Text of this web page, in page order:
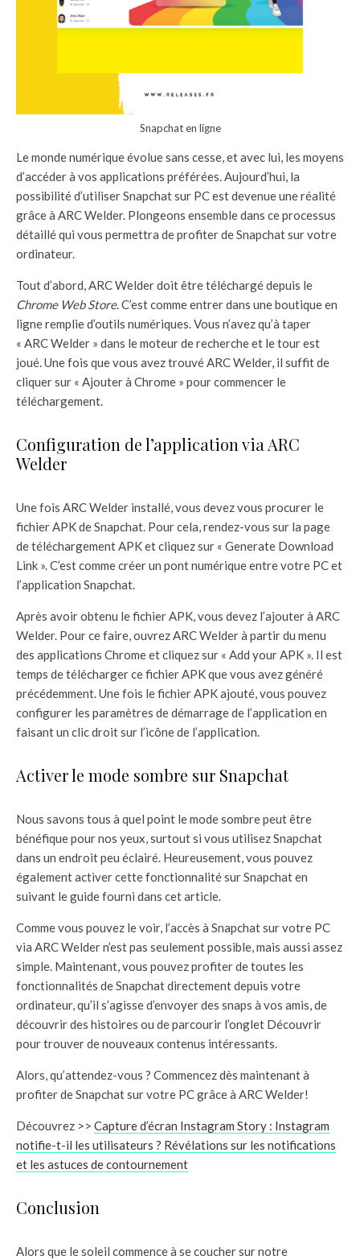
Snapchat en ligne
Le monde numérique évolue sans cesse, et avec lui, les moyens
d’accéder à vos applications préférées. Aujourd’hui, la
possibilité d’utiliser Snapchat sur PC est devenue une réalité
grâce à ARC Welder. Plongeons ensemble dans ce processus
détaillé qui vous permettra de profiter de Snapchat sur votre
ordinateur.
Tout d’abord, ARC Welder doit être téléchargé depuis le
Chrome Web Store. C’est comme entrer dans une boutique en
ligne remplie d’outils numériques. Vous n’avez qu’à taper
« ARC Welder » dans le moteur de recherche et le tour est
joué. Une fois que vous avez trouvé ARC Welder, il suffit de
cliquer sur « Ajouter à Chrome » pour commencer le
téléchargement.
Configuration de l’application via ARC
Welder
Une fois ARC Welder installé, vous devez vous procurer le
fichier APK de Snapchat. Pour cela, rendez-vous sur la page
de téléchargement APK et cliquez sur « Generate Download
Link ». C’est comme créer un pont numérique entre votre PC et
l’application Snapchat.
Après avoir obtenu le fichier APK, vous devez l’ajouter à ARC
Welder. Pour ce faire, ouvrez ARC Welder à partir du menu
des applications Chrome et cliquez sur « Add your APK ». Il est
temps de télécharger ce fichier APK que vous avez généré
précédemment. Une fois le fichier APK ajouté, vous pouvez
configurer les paramètres de démarrage de l’application en
faisant un clic droit sur l’icône de l’application.
Activer le mode sombre sur Snapchat
Nous savons tous à quel point le mode sombre peut être
bénéfique pour nos yeux, surtout si vous utilisez Snapchat
dans un endroit peu éclairé. Heureusement, vous pouvez
également activer cette fonctionnalité sur Snapchat en
suivant le guide fourni dans cet article.
Comme vous pouvez le voir, l’accès à Snapchat sur votre PC
via ARC Welder n’est pas seulement possible, mais aussi assez
simple. Maintenant, vous pouvez profiter de toutes les
fonctionnalités de Snapchat directement depuis votre
ordinateur, qu’il s’agisse d’envoyer des snaps à vos amis, de
découvrir des histoires ou de parcourir l’onglet Découvrir
pour trouver de nouveaux contenus intéressants.
Alors, qu’attendez-vous ? Commencez dès maintenant à
profiter de Snapchat sur votre PC grâce à ARC Welder!
Découvrez >> Capture d’écran Instagram Story : Instagram
notifie-t-il les utilisateurs ? Révélations sur les notifications
et les astuces de contournement
Conclusion
Alors que le soleil commence à se coucher sur notre